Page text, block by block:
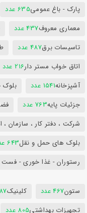
پارک - باغ عمومی635 عدد
معماری معروف437 عدد
تاسیسات برق487 عدد
اتاق خواب مستر دار216 عدد
آشپزخانه1541 عدد بلوک
جزئیات پایه763 عدد
شرکت ، دفتر کار ، سازمان ،
بلوک های حمل و نقل643 عدد
رستوران - غذا خوری - فست
ستون467 عدد کلینیک87 عدد
تجهیزات بهداشتی805 عدد